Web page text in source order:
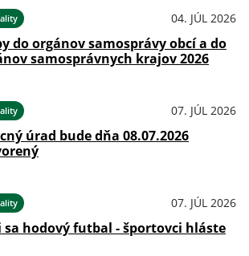
04. JÚL 2026
do orgánov samosprávy obcí a do
samosprávnych krajov 2026
07. JÚL 2026
úrad bude dňa 08.07.2026
07. JÚL 2026
sa hodový futbal - športovci hláste